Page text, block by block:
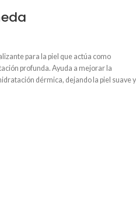
para la piel que actúa como
profunda. Ayuda a mejorar la
dérmica, dejando la piel suave y